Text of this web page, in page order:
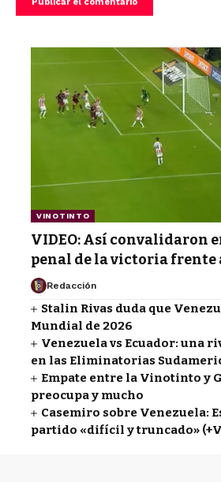
VINOTINTO
VIDEO: Así convalidaron
penal de la victoria frente
Redacción
Stalin Rivas duda que
Mundial de 2026
Venezuela vs Ecuador: una
en las Eliminatorias
Empate entre la Vinotinto y
preocupa y mucho
Casemiro sobre Venezuela:
partido «difícil y truncado»